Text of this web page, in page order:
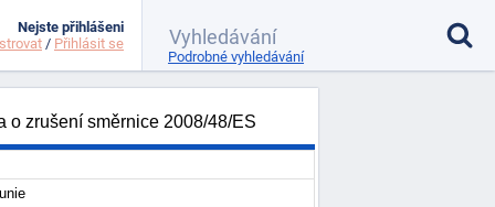
o zrušení směrnice 2008/48/ES
Nejste přihlášeni
/ Přihlásit se
Podrobné vyhledávání